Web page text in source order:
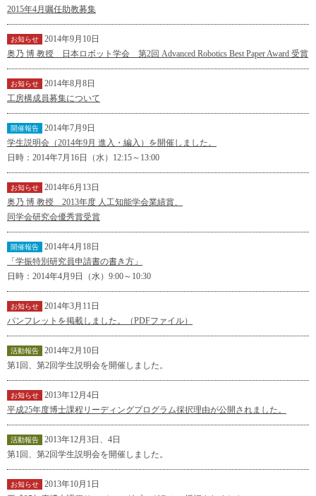
2015年4月嘱任助教募集
お知らせ
2014年9月10日
奥乃 博 教授 日本ロボット学会 第2回 Advanced Robotics Best Paper Award 受賞
お知らせ
2014年8月8日
工房構成員募集について
開催報告
2014年7月9日
学生説明会（2014年9月 進入・編入）を開催しました。
日時：2014年7月16日（水）12:15～13:00
お知らせ
2014年6月13日
奥乃 博 教授 2013年度 人工知能学会業績賞、
同学会研究会優秀賞受賞
開催報告
2014年4月18日
「学振特別研究員申請書の書き方」
日時：2014年4月9日（水）9:00～10:30
お知らせ
2014年3月11日
パンフレットを掲載しました。（PDFファイル）
活動報告
2014年2月10日
第1回、第2回学生説明会を開催しました。
お知らせ
2013年12月4日
平成25年度博士課程リーディングプログラム採択理由が公開されました。
活動報告
2013年12月3日、4日
第1回、第2回学生説明会を開催しました。
お知らせ
2013年10月1日